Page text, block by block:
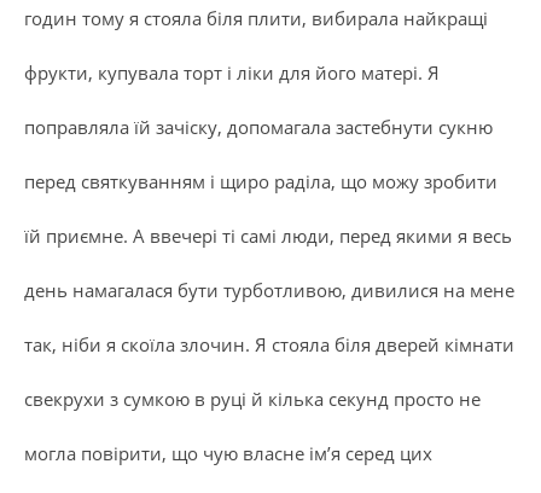
годин тому я стояла біля плити, вибирала найкращі
фрукти, купувала торт і ліки для його матері. Я
поправляла їй зачіску, допомагала застебнути сукню
перед святкуванням і щиро раділа, що можу зробити
їй приємне. А ввечері ті самі люди, перед якими я весь
день намагалася бути турботливою, дивилися на мене
так, ніби я скоїла злочин. Я стояла біля дверей кімнати
свекрухи з сумкою в руці й кілька секунд просто не
могла повірити, що чую власне ім’я серед цих